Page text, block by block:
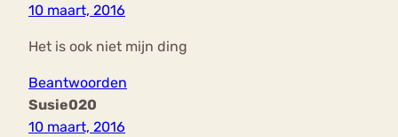
10 maart, 2016
Het is ook niet mijn ding
Beantwoorden
Susie020
10 maart, 2016